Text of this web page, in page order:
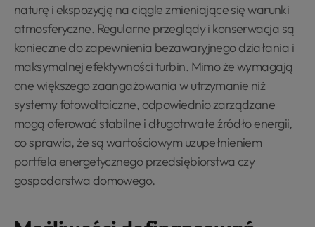
naturę i ekspozycję na ciągle zmieniające się warunki
atmosferyczne. Regularne przeglądy i konserwacja są
konieczne do zapewnienia bezawaryjnego działania i
maksymalnej efektywności turbin. Mimo że wymagają
one większego zaangażowania w utrzymanie niż
systemy fotowoltaiczne, odpowiednio zarządzane
mogą oferować stabilne i długotrwałe źródło energii,
co sprawia, że są wartościowym uzupełnieniem
portfela energetycznego przedsiębiorstwa czy
gospodarstwa domowego.